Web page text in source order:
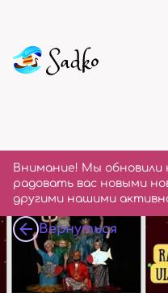
Внимание! Мы
радовать вас новыми
другими нашими
Вернуться